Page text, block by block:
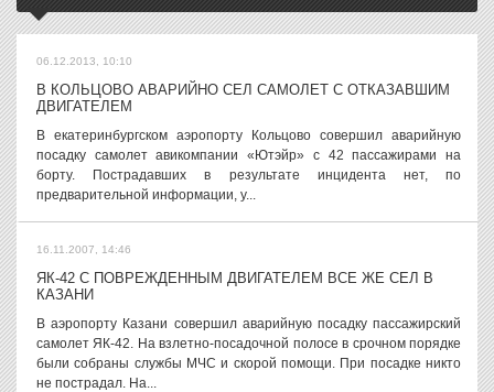
06.12.2013, 10:10
В КОЛЬЦОВО АВАРИЙНО СЕЛ САМОЛЕТ С ОТКАЗАВШИМ
ДВИГАТЕЛЕМ
В екатеринбургском аэропорту Кольцово совершил аварийную
посадку самолет авикомпании «Ютэйр» с 42 пассажирами на
борту. Пострадавших в результате инцидента нет, по
предварительной информации, у...
16.11.2007, 14:46
ЯК-42 С ПОВРЕЖДЕННЫМ ДВИГАТЕЛЕМ ВСЕ ЖЕ СЕЛ В
КАЗАНИ
В аэропорту Казани совершил аварийную посадку пассажирский
самолет ЯК-42. На взлетно-посадочной полосе в срочном порядке
были собраны службы МЧС и скорой помощи. При посадке никто
не пострадал. На...